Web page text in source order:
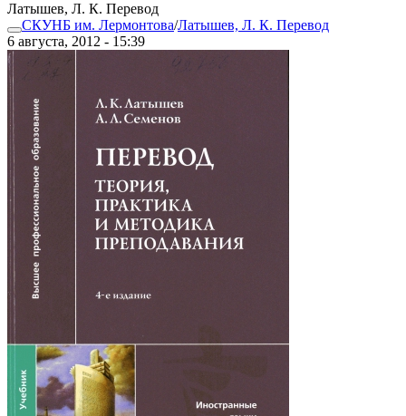
Латышев, Л. К. Перевод
СКУНБ им. Лермонтова/Латышев, Л. К. Перевод
6 августа, 2012 - 15:39